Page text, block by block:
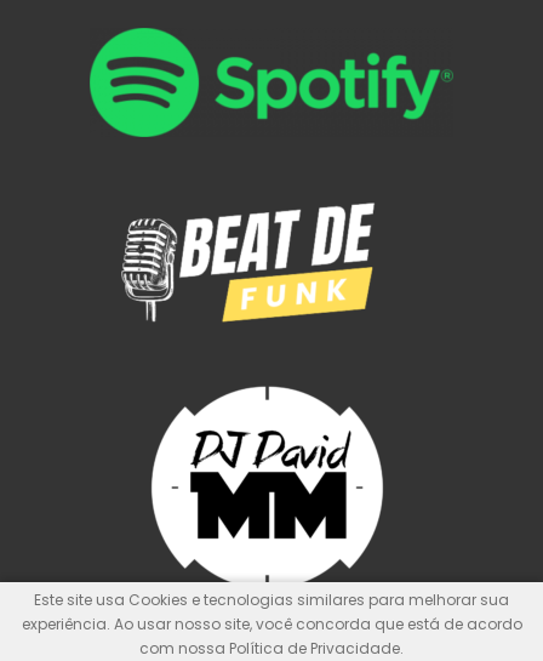
Este site usa Cookies e tecnologias similares para melhorar sua
experiência. Ao usar nosso site, você concorda que está de acordo
com nossa Política de Privacidade.